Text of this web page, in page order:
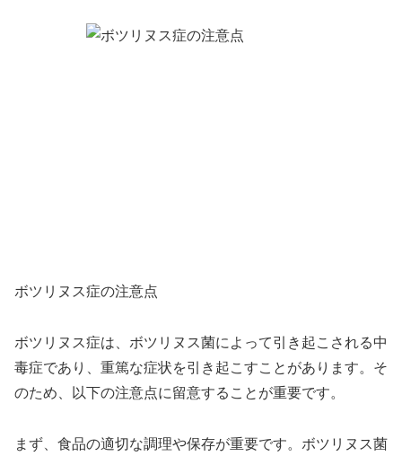
ボツリヌス症の注意点
ボツリヌス症は、ボツリヌス菌によって引き起こされる中
毒症であり、重篤な症状を引き起こすことがあります。そ
のため、以下の注意点に留意することが重要です。
まず、食品の適切な調理や保存が重要です。ボツリヌス菌